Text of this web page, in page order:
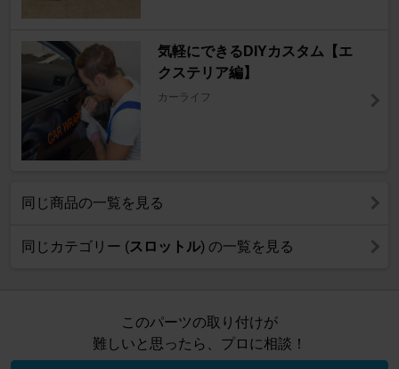
気軽にできるDIYカスタム【エ
クステリア編】
カーライフ
同じ商品の一覧を見る
同じカテゴリー (スロットル) の一覧を見る
このパーツの取り付けが
難しいと思ったら、プロに相談！